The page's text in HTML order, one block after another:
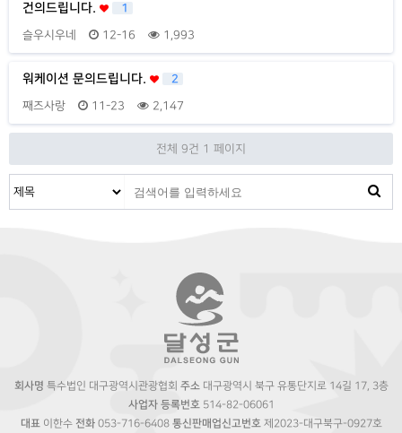
건의드립니다. 1
슬우시우네 12-16 1,993
워케이션 문의드립니다. 2
째즈사랑 11-23 2,147
전체 9건 1 페이지
회사명 특수법인 대구광역시관광협회 주소대구광역시 북구 유통단지로 14길 17, 3층
사업자 등록번호514-82-06061
대표이한수 전화053-716-6408 통신판매업신고번호제2023-대구북구-0927호